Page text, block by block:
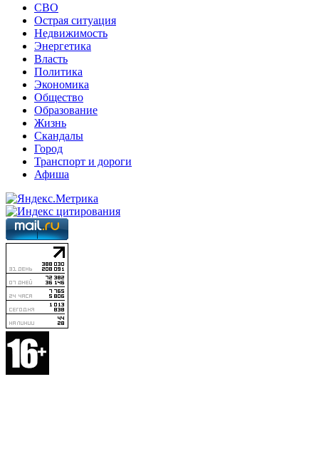
СВО
Острая ситуация
Недвижимость
Энергетика
Власть
Политика
Экономика
Общество
Образование
Жизнь
Скандалы
Город
Транспорт и дороги
Афиша